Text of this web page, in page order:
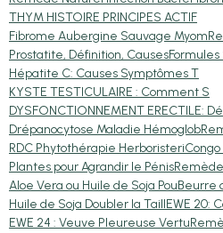
THYM HISTOIRE PRINCIPES ACTIF
Fibrome Aubergine Sauvage Myom
Prostatite, Définition, Causes
Hépatite C: Causes Symptômes T
KYSTE TESTICULAIRE : Comment S
DYSFONCTIONNEMENT ERECTILE: Dé
Drépanocytose Maladie Hémoglob
RDC Phytothérapie Herboristeri
Plantes pour Agrandir le Pénis
Aloe Vera ou Huile de Soja PouBeurre
Huile de Soja Doubler la TaillEWE 20:
EWE 24 : Veuve Pleureuse Vertu